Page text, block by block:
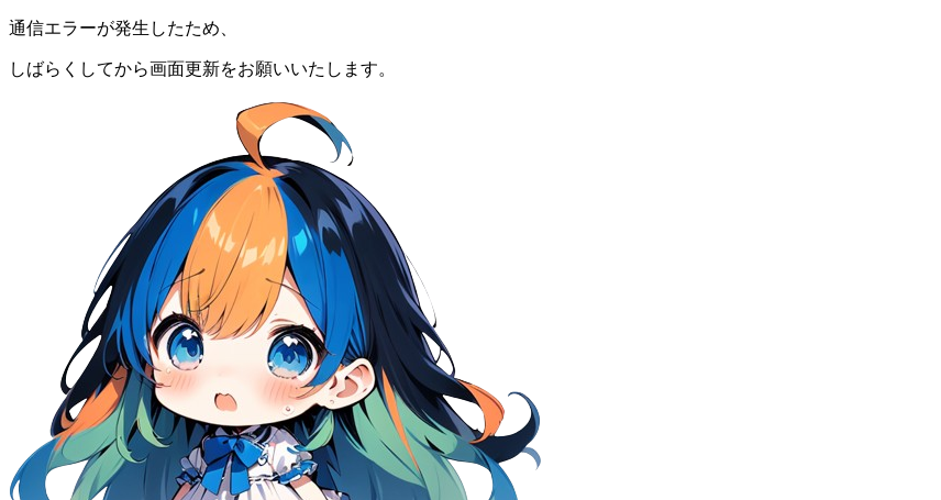
通信エラーが発生したため、
しばらくしてから画面更新をお願いいたします。